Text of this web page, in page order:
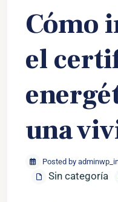
Cómo
el
una
Posted by
Sin categoría